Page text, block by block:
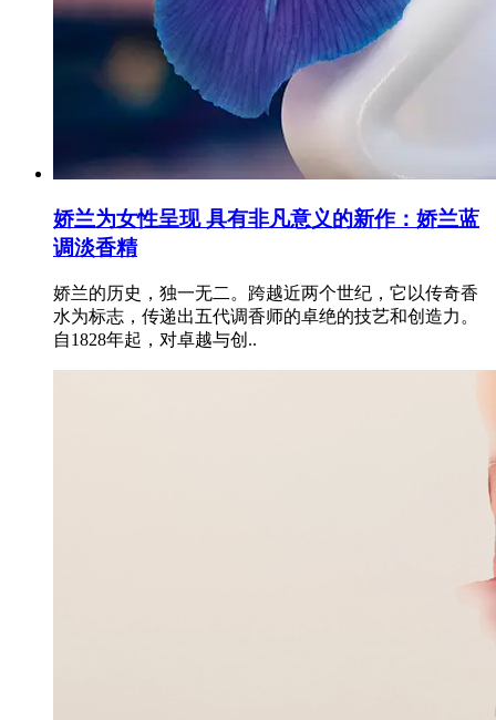
娇兰为女性呈现 具有非凡意义的新作：娇兰蓝
调淡香精
娇兰的历史，独一无二。跨越近两个世纪，它以传奇香
水为标志，传递出五代调香师的卓绝的技艺和创造力。
自1828年起，对卓越与创..